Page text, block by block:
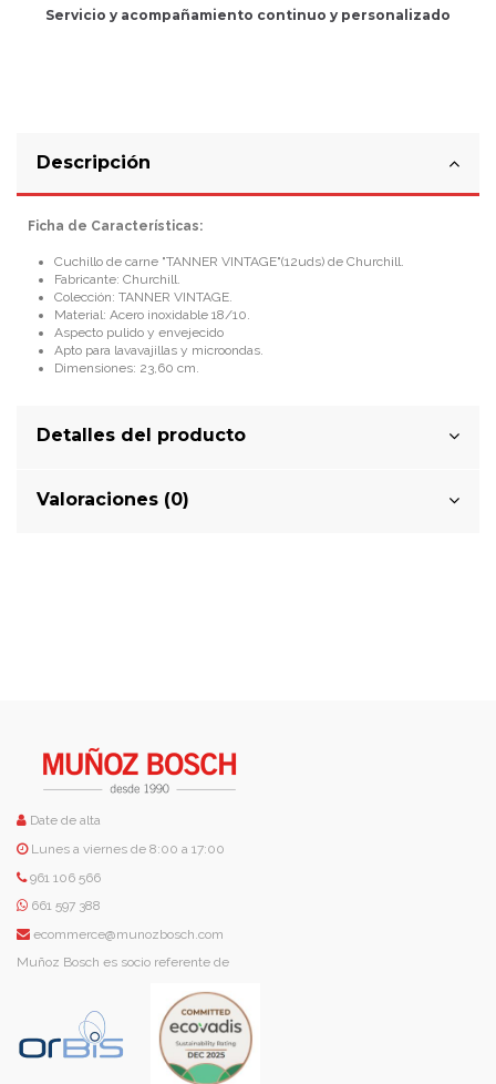
Servicio y acompañamiento continuo y personalizado
Descripción
Ficha de Características:
Cuchillo de carne "TANNER VINTAGE"(12uds) de Churchill.
Fabricante: Churchill.
Colección: TANNER VINTAGE.
Material: Acero inoxidable 18/10.
Aspecto pulido y envejecido
Apto para lavavajillas y microondas.
Dimensiones: 23,60 cm.
Detalles del producto
Valoraciones (0)
Date de alta
Lunes a viernes de 8:00 a 17:00
961 106 566
661 597 388
ecommerce@munozbosch.com
Muñoz Bosch es socio referente de